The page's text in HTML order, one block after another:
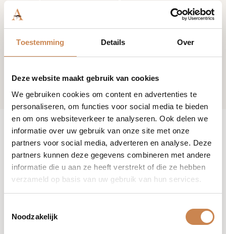
Toestemming Details Over
Deze website maakt gebruik van cookies
We gebruiken cookies om content en advertenties te
personaliseren, om functies voor social media te bieden
en om ons websiteverkeer te analyseren. Ook delen we
informatie over uw gebruik van onze site met onze
partners voor social media, adverteren en analyse. Deze
partners kunnen deze gegevens combineren met andere
informatie die u aan ze heeft verstrekt of die ze hebben
verzameld op basis van uw gebruik van hun services.
Noodzakelijk
klanten van House of African Beauty. Ben je
nog geen klant? Neem contact met ons op
en join the tribe.